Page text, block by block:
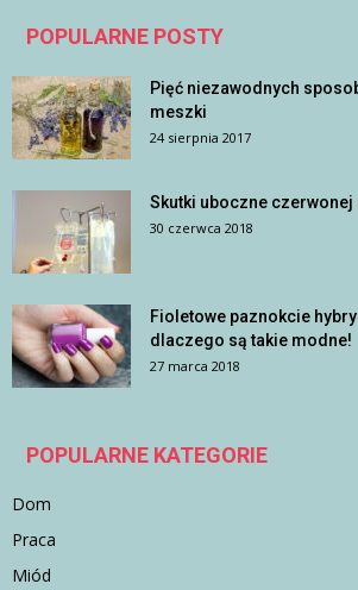
POPULARNE POSTY
Pięć niezawodnych
meszki
24 sierpnia 2017
Skutki uboczne czerwonej
30 czerwca 2018
Fioletowe paznokcie
dlaczego są takie modne!
27 marca 2018
POPULARNE KATEGORIE
Dom
Praca
Miód